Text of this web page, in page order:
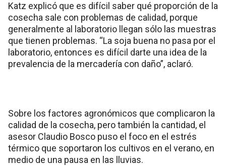
Katz explicó que es difícil saber qué proporción de la
cosecha sale con problemas de calidad, porque
generalmente al laboratorio llegan sólo las muestras
que tienen problemas. “La soja buena no pasa por el
laboratorio, entonces es difícil darte una idea de la
prevalencia de la mercadería con daño”, aclaró.
Sobre los factores agronómicos que complicaron la
calidad de la cosecha, pero también la cantidad, el
asesor Claudio Bosco puso el foco en el estrés
térmico que soportaron los cultivos en el verano, en
medio de una pausa en las lluvias.